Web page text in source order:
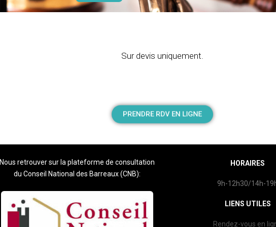
Sur devis uniquement.
PRENDRE RDV EN LIGNE
Nous retrouver sur la plateforme de consultation
du Conseil National des Barreaux (CNB):
HORAIRES
9h-12h30/14h-
LIENS UTILES
Rendez-vous en